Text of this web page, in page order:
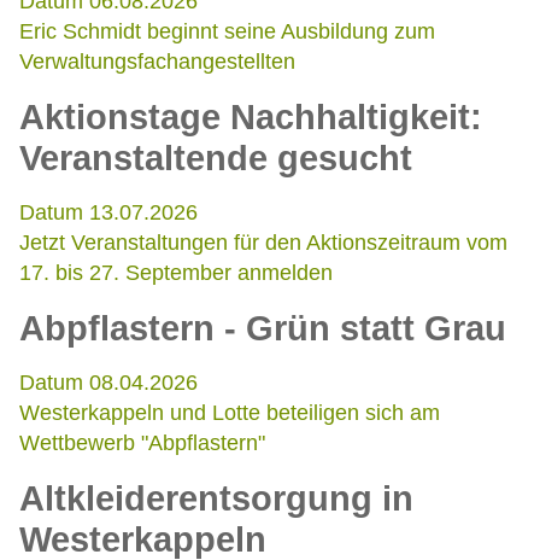
Eric Schmidt beginnt seine Ausbildung zum
Verwaltungsfachangestellten
Aktionstage Nachhaltigkeit:
Veranstaltende gesucht
Datum 13.07.2026
Jetzt Veranstaltungen für den Aktionszeitraum vom
17. bis 27. September anmelden
Abpflastern - Grün statt Grau
Datum 08.04.2026
Westerkappeln und Lotte beteiligen sich am
Wettbewerb "Abpflastern"
Altkleiderentsorgung in
Westerkappeln